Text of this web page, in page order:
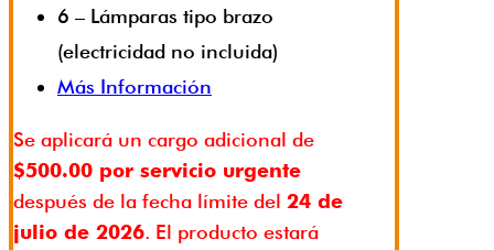
6 – Lámparas tipo brazo
(electricidad no incluida)
Más Información
Se aplicará un cargo adicional de
$500.00 por servicio urgente
después de la fecha límite del 24 de
julio de 2026. El producto estará